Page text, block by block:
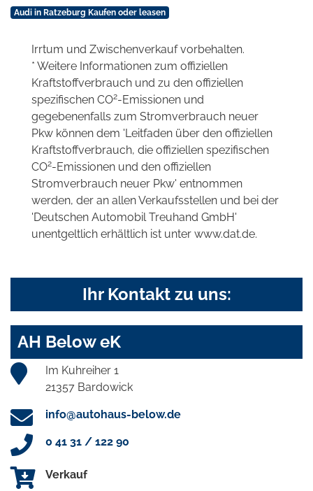
Audi in Ratzeburg Kaufen oder leasen
Irrtum und Zwischenverkauf vorbehalten.
* Weitere Informationen zum offiziellen
Kraftstoffverbrauch und zu den offiziellen
spezifischen CO2-Emissionen und
gegebenenfalls zum Stromverbrauch neuer
Pkw können dem 'Leitfaden über den offiziellen
Kraftstoffverbrauch, die offiziellen spezifischen
CO2-Emissionen und den offiziellen
Stromverbrauch neuer Pkw' entnommen
werden, der an allen Verkaufsstellen und bei der
'Deutschen Automobil Treuhand GmbH'
unentgeltlich erhältlich ist unter www.dat.de.
Ihr Kontakt zu uns:
AH Below eK
Im Kuhreiher 1
21357 Bardowick
info@autohaus-below.de
0 41 31 / 122 90
Verkauf